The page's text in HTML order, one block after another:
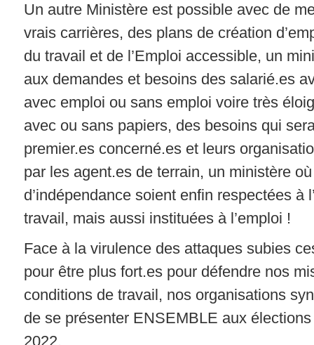
Un autre Ministère est possible avec de
vrais carrières, des plans de création
du travail et de l’Emploi accessible, un
aux demandes et besoins des salarié.es
avec emploi ou sans emploi voire très
avec ou sans papiers, des besoins qui
premier.es concerné.es et leurs
par les agent.es de terrain, un ministère
d’indépendance soient enfin respectées à
travail, mais aussi instituées à l’emploi !
Face à la virulence des attaques subies
pour être plus fort.es pour défendre nos
conditions de travail, nos organisations
de se présenter ENSEMBLE aux
2022.